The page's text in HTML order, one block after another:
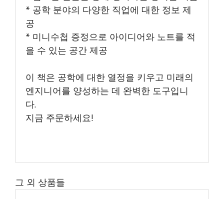
* 공학 분야의 다양한 직업에 대한 정보 제
공
* 미니수첩 증정으로 아이디어와 노트를 적
을 수 있는 공간 제공
이 책은 공학에 대한 열정을 키우고 미래의
엔지니어를 양성하는 데 완벽한 도구입니
다.
지금 주문하세요!
그 외 상품들